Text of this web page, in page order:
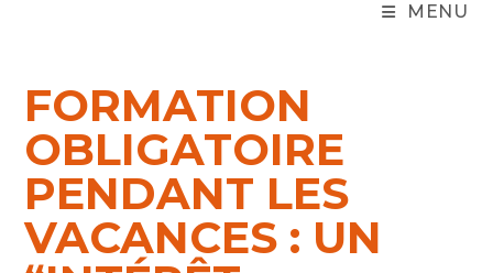
MENU
FORMATION
OBLIGATOIRE
PENDANT LES
VACANCES : UN